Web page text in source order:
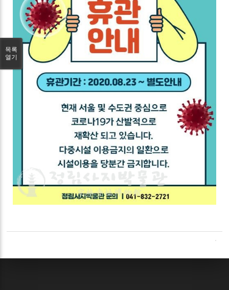
목록
열기